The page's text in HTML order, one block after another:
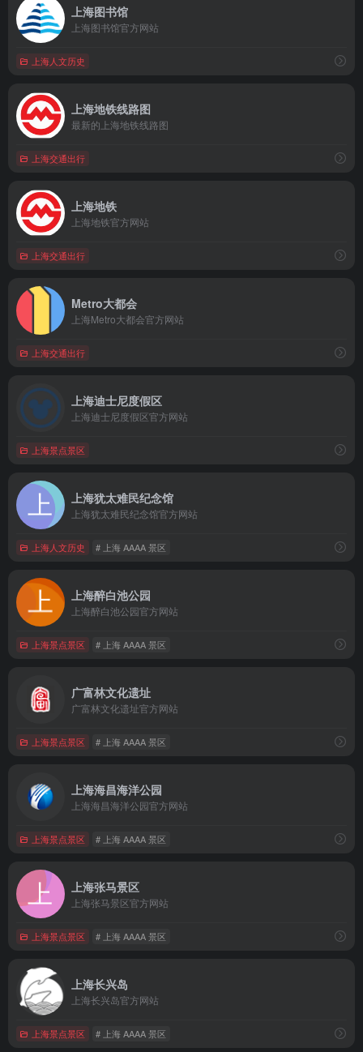
上海图书馆
上海图书馆官方网站
上海人文历史
上海地铁线路图
最新的上海地铁线路图
上海交通出行
上海地铁
上海地铁官方网站
上海交通出行
Metro大都会
上海Metro大都会官方网站
上海交通出行
上海迪士尼度假区
上海迪士尼度假区官方网站
上海景点景区
上海犹太难民纪念馆
上海犹太难民纪念馆官方网站
上海人文历史 # 上海 AAAA 景区
上海醉白池公园
上海醉白池公园官方网站
上海景点景区 # 上海 AAAA 景区
广富林文化遗址
广富林文化遗址官方网站
上海景点景区 # 上海 AAAA 景区
上海海昌海洋公园
上海海昌海洋公园官方网站
上海景点景区 # 上海 AAAA 景区
上海张马景区
上海张马景区官方网站
上海景点景区 # 上海 AAAA 景区
上海长兴岛
上海长兴岛官方网站
上海景点景区 # 上海 AAAA 景区